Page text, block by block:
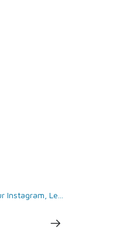
Le...